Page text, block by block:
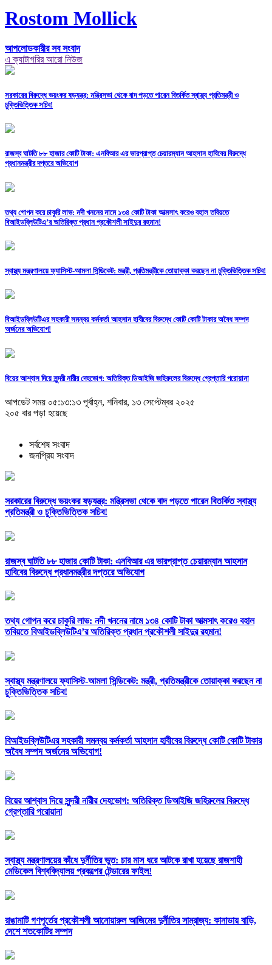
Rostom Mollick
আপলোডকারীর সব সংবাদ
এ ক্যাটাগরির আরো নিউজ
সরকারের বিরুদ্ধে ভয়ংকর ষড়যন্ত্র: মন্ত্রিসভা থেকে বাদ পড়তে পারেন বিতর্কিত স্বাস্থ্য প্রতিমন্ত্রী ও
চুক্তিভিত্তিক সচিব!
রাজস্ব ঘাটতি ৮৮ হাজার কোটি টাকা: এনবিআর এর ভারপ্রাপ্ত চেয়ারম্যান আহসান হাবিবের বিরুদ্ধে
প্রধানমন্ত্রীর দপ্তরে অভিযোগ
তথ্য গোপন করে চাকুরি লাভ: নদী খননের নামে ১৩৪ কোটি টাকা আত্মসাৎ করেও বহাল তবিয়তে
বিআইডব্লিউটিএ’র অতিরিক্ত প্রধান প্রকৌশলী সাইদুর রহমান!
স্বাস্থ্য মন্ত্রণালয়ে ফ্যাসিস্ট-আমলা সিন্ডিকেট: মন্ত্রী, প্রতিমন্ত্রীকে তোয়াক্কা করছেন না চুক্তিভিত্তিক সচিব!
বিআইডব্লিউটিএর সহকারী সমন্বয় কর্মকর্তা আহসান হাবীবের বিরুদ্ধে কোটি কোটি টাকার অবৈধ সম্পদ
অর্জনের অভিযোগ!
বিয়ের আশ্বাস দিয়ে সুন্দরী নরিীর দেহভোগ: অতিরিক্ত ডিআইজি জহিরুলের বিরুদ্ধে গ্রেপ্তারি পরোয়ানা
আপডেট সময় ০৫:১৩:১৩ পূর্বাহ্ন, শনিবার, ১৩ সেপ্টেম্বর ২০২৫
২০৫ বার পড়া হয়েছে
সর্বশেষ সংবাদ
জনপ্রিয় সংবাদ
সরকারের বিরুদ্ধে ভয়ংকর ষড়যন্ত্র: মন্ত্রিসভা থেকে বাদ পড়তে পারেন বিতর্কিত স্বাস্থ্য
প্রতিমন্ত্রী ও চুক্তিভিত্তিক সচিব!
রাজস্ব ঘাটতি ৮৮ হাজার কোটি টাকা: এনবিআর এর ভারপ্রাপ্ত চেয়ারম্যান আহসান
হাবিবের বিরুদ্ধে প্রধানমন্ত্রীর দপ্তরে অভিযোগ
তথ্য গোপন করে চাকুরি লাভ: নদী খননের নামে ১৩৪ কোটি টাকা আত্মসাৎ করেও বহাল
তবিয়তে বিআইডব্লিউটিএ’র অতিরিক্ত প্রধান প্রকৌশলী সাইদুর রহমান!
স্বাস্থ্য মন্ত্রণালয়ে ফ্যাসিস্ট-আমলা সিন্ডিকেট: মন্ত্রী, প্রতিমন্ত্রীকে তোয়াক্কা করছেন না
চুক্তিভিত্তিক সচিব!
বিআইডব্লিউটিএর সহকারী সমন্বয় কর্মকর্তা আহসান হাবীবের বিরুদ্ধে কোটি কোটি টাকার
অবৈধ সম্পদ অর্জনের অভিযোগ!
বিয়ের আশ্বাস দিয়ে সুন্দরী নরিীর দেহভোগ: অতিরিক্ত ডিআইজি জহিরুলের বিরুদ্ধে
গ্রেপ্তারি পরোয়ানা
স্বাস্থ্য মন্ত্রণালয়ের কাঁধে দুর্নীতির ভুত: চার মাস ধরে আটকে রাখা হয়েছে রাজশাহী
মেডিকেল বিশ্ববিদ্যালয় প্রকল্পের টেন্ডারের ফাইল!
রাঙামাটি গণপূর্তের প্রকৌশলী আনোয়ারুল আজিমের দুর্নীতির সাম্রাজ্য: কানাডায় বাড়ি,
দেশে শতকোটির সম্পদ